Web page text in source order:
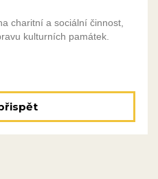
charitní a sociální činnost,
kulturních památek.